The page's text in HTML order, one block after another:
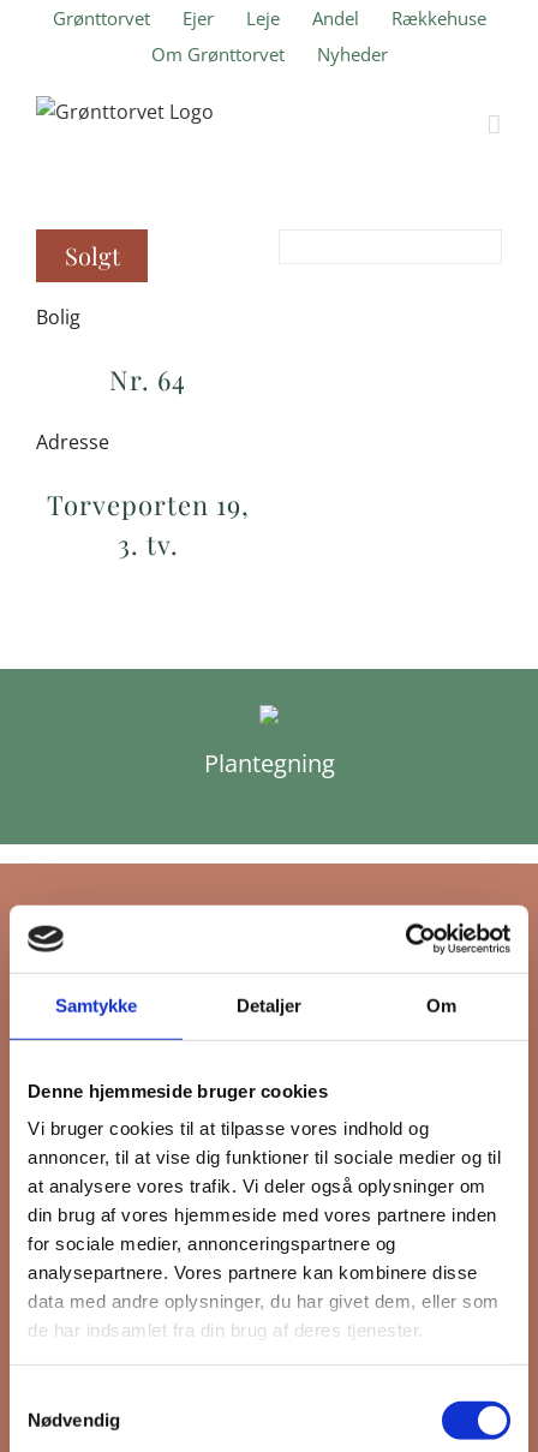
Samtykke Detaljer Om
Denne hjemmeside bruger cookies
Vi bruger cookies til at tilpasse vores indhold og
annoncer, til at vise dig funktioner til sociale medier og til
at analysere vores trafik. Vi deler også oplysninger om
din brug af vores hjemmeside med vores partnere inden
for sociale medier, annonceringspartnere og
analysepartnere. Vores partnere kan kombinere disse
data med andre oplysninger, du har givet dem, eller som
de har indsamlet fra din brug af deres tjenester.
Nødvendig
Grønttorvet Ejer Leje Andel
Rækkehuse
Om Grønttorvet
Nyheder
Solgt
Bolig
Nr. 64
Adresse
Torveporten 19,
3. tv.
Plantegning
Tilmeld dig FB
nyhedsbrev
Hold dig opdateret på hvad der sker
på Grønttorvet. I vores nyhedsbrev
sender vi blandt andet invitation til
VIP Åbent Hus, når vi sætter nye
boliger til salg og udlejning, så du